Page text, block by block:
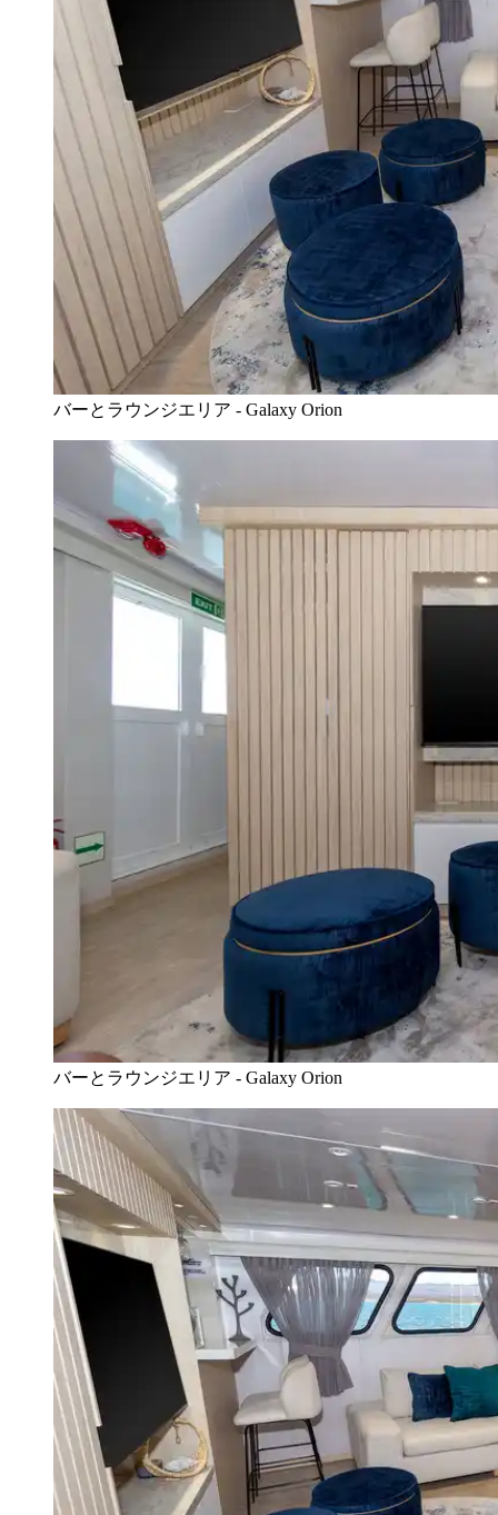
バーとラウンジエリア - Galaxy Orion
バーとラウンジエリア - Galaxy Orion